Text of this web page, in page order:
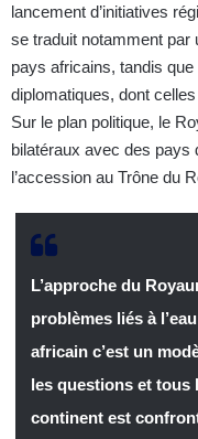
lancement d’initiatives
se traduit notamment par
pays africains, tandis
diplomatiques, dont
Sur le plan politique, le
bilatéraux avec des pays
l’accession au Trône du
L’approche du
problèmes liés à
africain c’est un
les questions et tous
continent est